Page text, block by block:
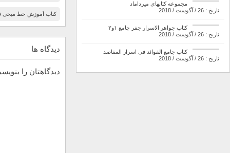
کتاب آموزش خط میخی
دیدگاه ها
دیدگاهتان را
مجموعه کتابهای میرداماد
تاریخ : 26 / آگوست / 2018
کتاب جواهر الاسرار جفر جامع ۱و۲
تاریخ : 26 / آگوست / 2018
کتاب جامع الفوائد فی اسرار المقاصد
تاریخ : 26 / آگوست / 2018